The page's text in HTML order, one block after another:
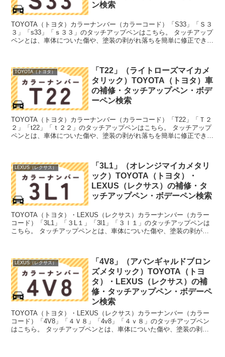
ン検索
TOYOTA（トヨタ）カラーナンバー（カラーコード）「S33」「Ｓ３
３」「s33」「ｓ３３」のタッチアップペンはこちら。 タッチアップ
ペンとは、車体についた傷や、塗装の剥がれ落ちを簡単に修正できる
TOYOTA（トヨタ）
「T22」（ライトローズマイカメ
タリック）TOYOTA（トヨタ）車
の補修・タッチアップペン・ボデ
ーペン検索
TOYOTA（トヨタ）カラーナンバー（カラーコード）「T22」「Ｔ２
２」「t22」「ｔ２２」のタッチアップペンはこちら。 タッチアップ
ペンとは、車体についた傷や、塗装の剥がれ落ちを簡単に修正できる
LEXUS（レクサス）
「3L1」（オレンジマイカメタリ
ック）TOYOTA（トヨタ）・
LEXUS（レクサス）の補修・タ
ッチアップペン・ボデーペン検索
TOYOTA（トヨタ）・LEXUS（レクサス）カラーナンバー（カラー
コード）「3L1」「３L１」「3l1」「３ｌ１」のタッチアップペンは
こちら。 タッチアップペンとは、車体についた傷や、塗装の剥がれ
LEXUS（レクサス）
「4V8」（アバンギャルドブロン
ズメタリック）TOYOTA（トヨ
タ）・LEXUS（レクサス）の補
修・タッチアップペン・ボデーペ
ン検索
TOYOTA（トヨタ）・LEXUS（レクサス）カラーナンバー（カラー
コード）「4V8」「４Ｖ８」「4v8」「４ｖ８」のタッチアップペン
はこちら。 タッチアップペンとは、車体についた傷や、塗装の剥が